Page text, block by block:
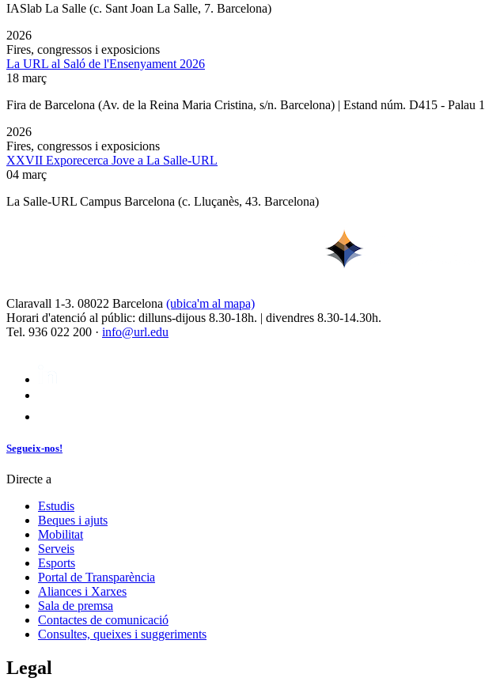
IASlab La Salle (c. Sant Joan La Salle, 7. Barcelona)
2026
Fires, congressos i exposicions
La URL al Saló de l'Ensenyament 2026
18 març
Fira de Barcelona (Av. de la Reina Maria Cristina, s/n. Barcelona) | Estand núm. D415 - Palau 1
2026
Fires, congressos i exposicions
XXVII Exporecerca Jove a La Salle-URL
04 març
La Salle-URL Campus Barcelona (c. Lluçanès, 43. Barcelona)
Claravall 1-3. 08022 Barcelona (ubica'm al mapa)
Horari d'atenció al públic: dilluns-dijous 8.30-18h. | divendres 8.30-14.30h.
Tel. 936 022 200 · info@url.edu
Segueix-nos!
Directe a
Estudis
Beques i ajuts
Mobilitat
Serveis
Esports
Portal de Transparència
Aliances i Xarxes
Sala de premsa
Contactes de comunicació
Consultes, queixes i suggeriments
Legal